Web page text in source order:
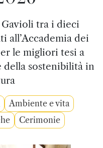
tra i dieci
all’Accademia dei
le migliori tesi a
della sostenibilità in
Ambiente e vita
Cerimonie